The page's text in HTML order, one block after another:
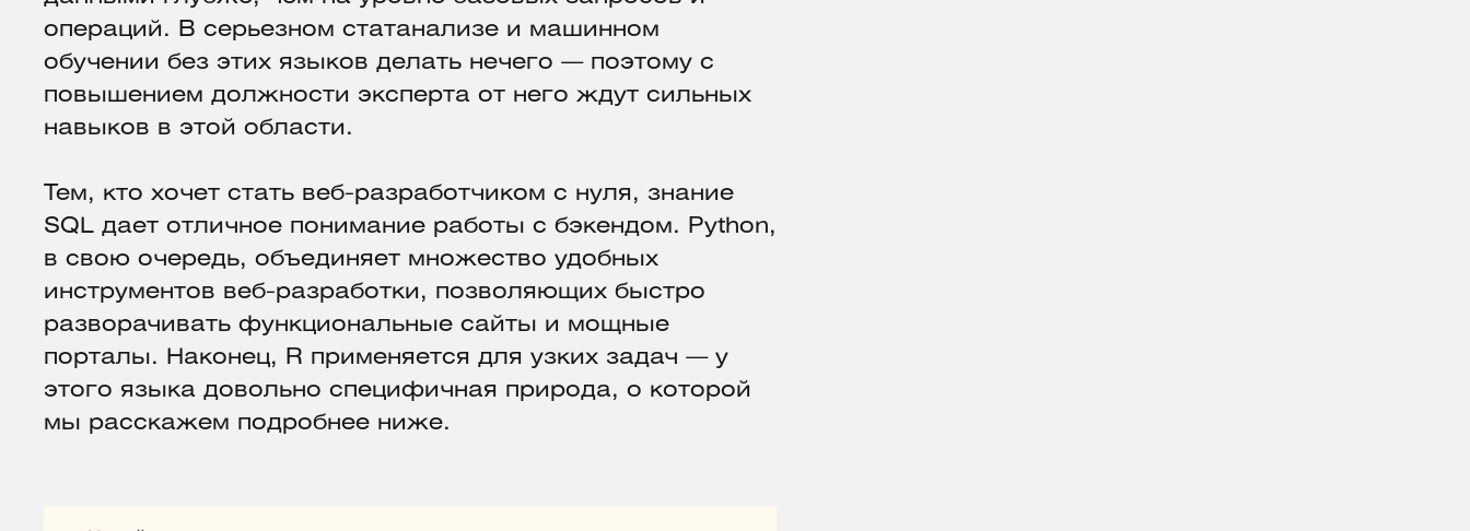
операций. В серьезном статанализе и машинном
обучении без этих языков делать нечего — поэтому с
повышением должности эксперта от него ждут сильных
навыков в этой области.
Тем, кто хочет стать веб-разработчиком с нуля, знание
SQL дает отличное понимание работы с бэкендом. Python,
в свою очередь, объединяет множество удобных
инструментов веб-разработки, позволяющих быстро
разворачивать функциональные сайты и мощные
порталы. Наконец, R применяется для узких задач — у
этого языка довольно специфичная природа, о которой
мы расскажем подробнее ниже.